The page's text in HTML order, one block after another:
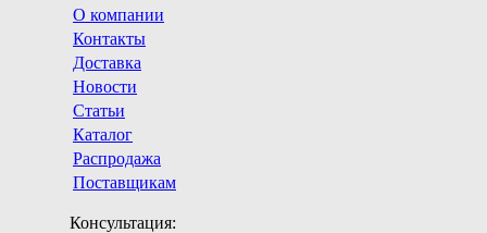
О компании
Контакты
Доставка
Новости
Статьи
Каталог
Распродажа
Поставщикам
Консультация: